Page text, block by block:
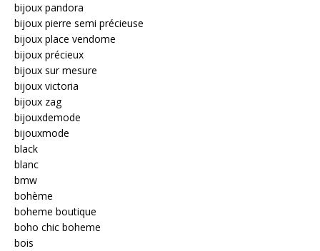
bijoux pandora
bijoux pierre semi précieuse
bijoux place vendome
bijoux précieux
bijoux sur mesure
bijoux victoria
bijoux zag
bijouxdemode
bijouxmode
black
blanc
bmw
bohème
boheme boutique
boho chic boheme
bois